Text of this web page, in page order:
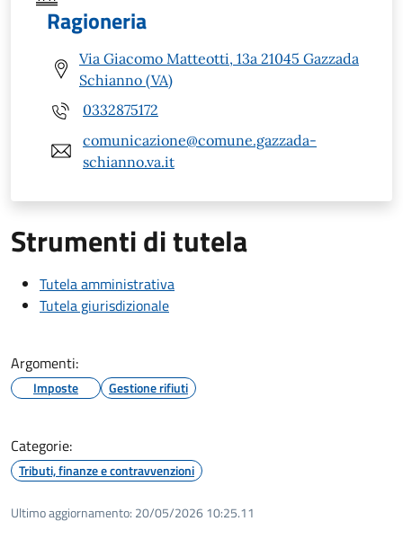
Ragioneria
Via Giacomo Matteotti, 13a 21045 Gazzada
Schianno (VA)
0332875172
comunicazione@comune.gazzada-
schianno.va.it
Strumenti di tutela
Tutela amministrativa
Tutela giurisdizionale
Argomenti:
Imposte Gestione rifiuti
Categorie:
Tributi, finanze e contravvenzioni
Ultimo aggiornamento: 20/05/2026 10:25.11